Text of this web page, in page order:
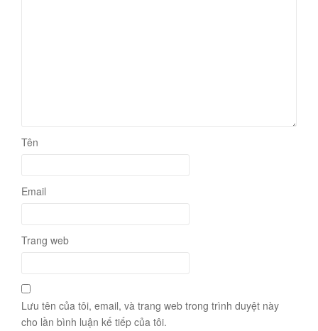
Tên
Email
Trang web
Lưu tên của tôi, email, và trang web trong trình duyệt này
cho lần bình luận kế tiếp của tôi.